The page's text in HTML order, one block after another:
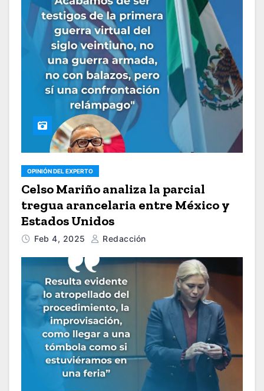
OPINIÓN DEL EXPERTO
Celso Mariño analiza la parcial
tregua arancelaria entre México y
Estados Unidos
Feb 4, 2025 Redacción